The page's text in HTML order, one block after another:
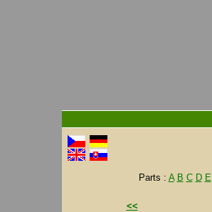
Parts : A B C D E
<<